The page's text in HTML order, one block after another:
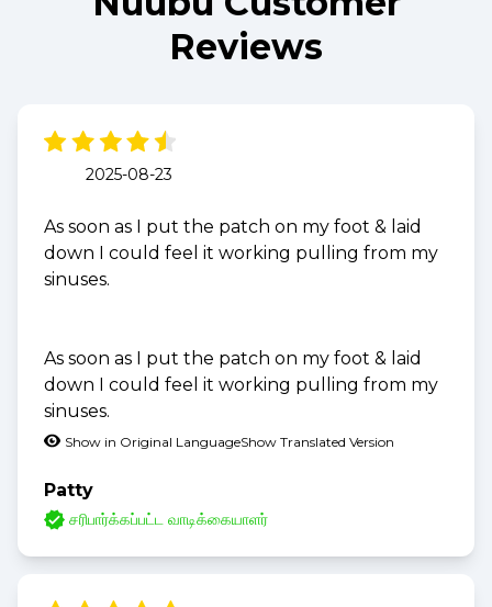
Reviews
2025-08-23
As soon as I put the patch on my foot & laid
down I could feel it working pulling from my
sinuses.
As soon as I put the patch on my foot & laid
down I could feel it working pulling from my
sinuses.
Show in Original LanguageShow Translated Version
Patty
சரிபார்க்கப்பட்ட வாடிக்கையாளர்